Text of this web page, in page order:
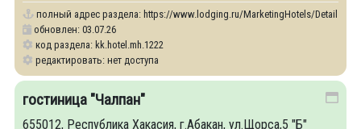
полный адрес раздела: https://www.lodging.ru/MarketingHotels/Details/
обновлен: 03.07.26
код раздела: kk.hotel.mh.1222
редактировать: нет доступа
гостиница "Чалпан"
655012, Республика Хакасия, г.Абакан, ул.Щорса,5 "Б"